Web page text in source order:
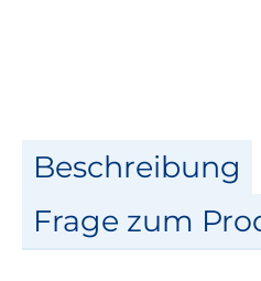
Beschreibung
Frage zum